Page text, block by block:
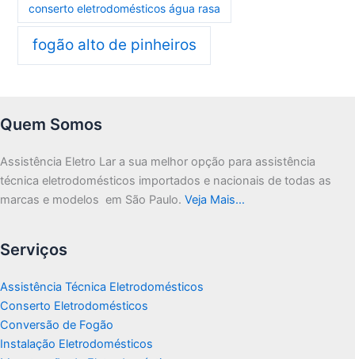
conserto eletrodomésticos água rasa
fogão alto de pinheiros
Quem Somos
Assistência Eletro Lar a sua melhor opção para assistência
técnica eletrodomésticos importados e nacionais de todas as
marcas e modelos em São Paulo. Veja Mais…
Serviços
Assistência Técnica Eletrodomésticos
Conserto Eletrodomésticos
Conversão de Fogão
Instalação Eletrodomésticos